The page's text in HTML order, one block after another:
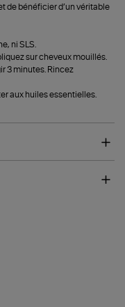
de bénéficier d’un véritable
ni SLS.
sur cheveux mouillés.
3 minutes. Rincez
aux huiles essentielles.